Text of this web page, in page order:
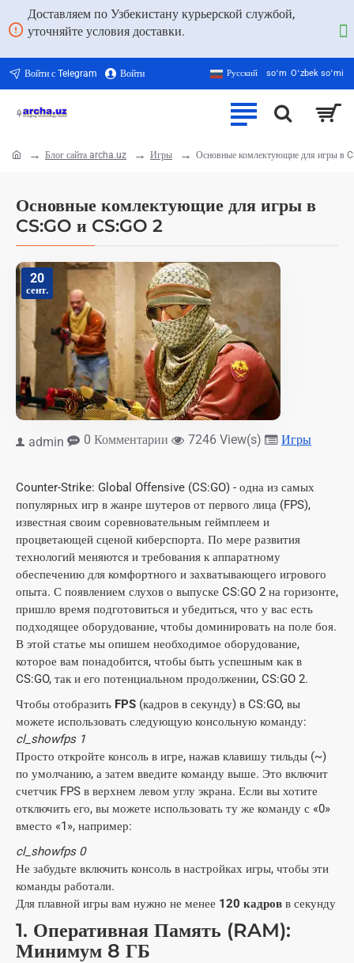
Доставляем по Узбекистану курьерской службой,
уточняйте условия доставки.
Войти с Telegram Войти Русский soʻm Oʻzbek soʻmi
Основные комлектующие для игры в
CS:GO и CS:GO 2
Блог сайта archa.uz Игры Основные комлектующие для игры в
20
сент.
admin 0 Комментарии 7246 View(s) Игры
Counter-Strike: Global Offensive (CS:GO) - одна из самых
популярных игр в жанре шутеров от первого лица (FPS),
известная своим соревновательным геймплеем и
процветающей сценой киберспорта. По мере развития
технологий меняются и требования к аппаратному
обеспечению для комфортного и захватывающего игрового
опыта. С появлением слухов о выпуске CS:GO 2 на горизонте,
пришло время подготовиться и убедиться, что у вас есть
подходящее оборудование, чтобы доминировать на поле боя.
В этой статье мы опишем необходимое оборудование,
которое вам понадобится, чтобы быть успешным как в
CS:GO, так и его потенциальном продолжении, CS:GO 2.
Чтобы отобразить FPS (кадров в секунду) в CS:GO, вы
можете использовать следующую консольную команду:
cl_showfps 1
Просто откройте консоль в игре, нажав клавишу тильды (~)
по умолчанию, а затем введите команду выше. Это включит
счетчик FPS в верхнем левом углу экрана. Если вы хотите
отключить его, вы можете использовать ту же команду с «0»
вместо «1», например:
cl_showfps 0
Не забудьте включить консоль в настройках игры, чтобы эти
команды работали.
Для плавной игры вам нужно не менее 120 кадров в секунду
1. Оперативная Память (RAM):
Минимум 8 ГБ